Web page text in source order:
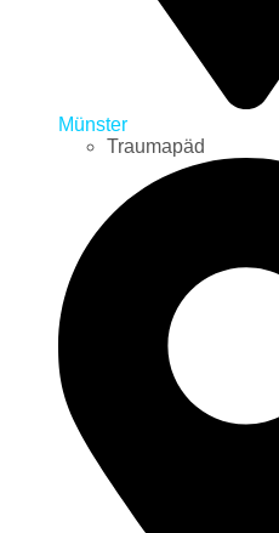
Münster
Traumapäd